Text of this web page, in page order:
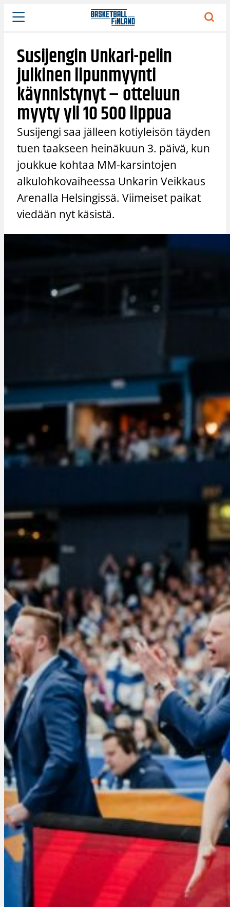
Siirry
sisältöön
Susijengin Unkari-pelin
julkinen lipunmyynti
käynnistynyt – otteluun
myyty yli 10 500 lippua
Susijengi saa jälleen kotiyleisön täyden
tuen taakseen heinäkuun 3. päivä, kun
joukkue kohtaa MM-karsintojen
alkulohkovaiheessa Unkarin Veikkaus
Arenalla Helsingissä. Viimeiset paikat
viedään nyt käsistä.